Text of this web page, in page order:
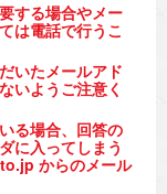
する場合やメー
は電話で行うこ
いたメールアド
いようご注意く
る場合、回答の
に入ってしまう
からのメール